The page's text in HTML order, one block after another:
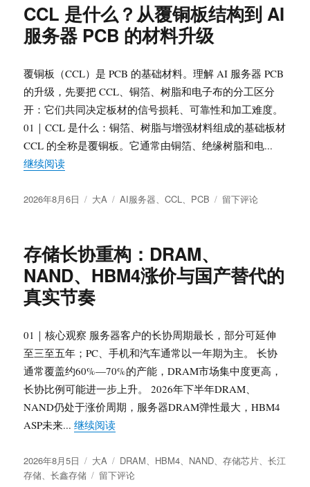
主
线
PCB
计
算
板、
交
换
板
高
别
CCL 是什么？从覆铜板结构到 AI
服务器 PCB 的材料升级
覆铜板（CCL）是 PCB 的基础材料。理解 AI 服务器 PCB
的升级，先要把 CCL、铜箔、树脂和电子布的分工区分
开：它们共同决定板材的信号损耗、可靠性和加工难度。
01｜CCL 是什么：铜箔、树脂与增强材料组成的基础板材
CCL 的全称是覆铜板。它通常由铜箔、绝缘树脂和电...
继续阅读“CCL 是什么？从覆铜板结构到 AI 服务器 PCB 的材
发
2026年8月6日
分
大A
标
AI服务器、CCL、 PCB
于
从
结
构
到
AI
服
务
器
材
留下评论
存储长协重构：DRAM、
NAND、HBM4涨价与国产替代的
真实节奏
01｜核心观察 服务器客户的长协周期最长，部分可延伸
至三至五年；PC、手机和汽车通常以一年期为主。 长协
通常覆盖约60%—70%的产能，DRAM市场集中度更高，
长协比例可能进一步上升。 2026年下半年DRAM、
NAND仍处于涨价周期，服务器DRAM弹性最大，HBM4
ASP未来...继续阅读“存储长协重构：DRAM、NAND、HBM4
发
布
2026年8月5日
分
类
大A
标
签
DRAM HBM4 NAND 、存储芯片 、长江
存储 、长鑫存储
于
留下评论